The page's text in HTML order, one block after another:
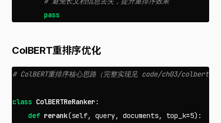
pass
ColBERT重排序优化
class ColBERTReRanker :
def rerank(self, query, documents, top_k=5):